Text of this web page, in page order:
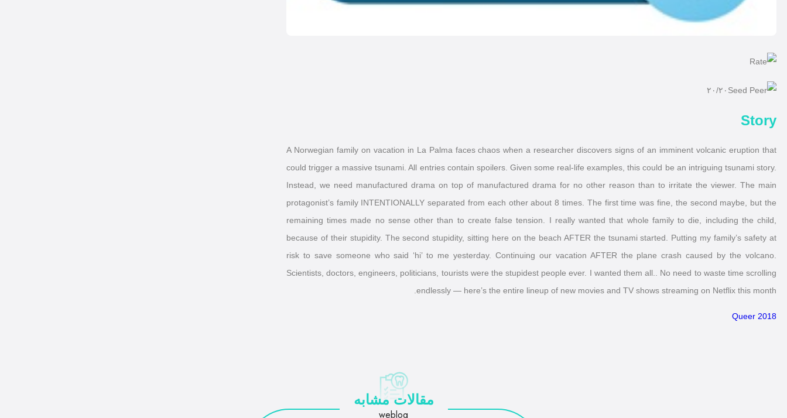
۲۰/۲۰
Story
A Norwegian family on vacation in La Palma faces chaos when a researcher discovers signs of an imminent volcanic eruption that
could trigger a massive tsunami. All entries contain spoilers. Given some real-life examples, this could be an intriguing tsunami story.
Instead, we need manufactured drama on top of manufactured drama for no other reason than to irritate the viewer. The main
protagonist’s family INTENTIONALLY separated from each other about 8 times. The first time was fine, the second maybe, but the
remaining times made no sense other than to create false tension. I really wanted that whole family to die, including the child,
because of their stupidity. The second stupidity, sitting here on the beach AFTER the tsunami started. Putting my family’s safety at
risk to save someone who said ‘hi’ to me yesterday. Continuing our vacation AFTER the plane crash caused by the volcano.
Scientists, doctors, engineers, politicians, tourists were the stupidest people ever. I wanted them all.. No need to waste time scrolling
endlessly — here’s the entire lineup of new movies and TV shows streaming on Netflix this month.
Queer 2018
مقالات مشابه
weblog